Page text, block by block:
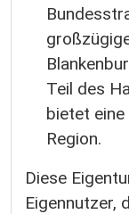
Teil des
bietet
Region.
Diese
Eigennutzer,